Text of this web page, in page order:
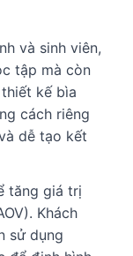
và sinh viên,
tập mà còn
kế bìa
cách riêng
dễ tạo kết
tăng giá trị
Khách
sử dụng